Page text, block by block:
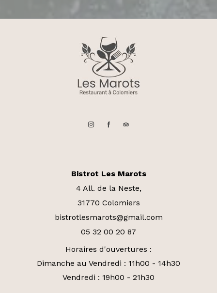
Bistrot Les Marots
4 All. de la Neste,
31770 Colomiers
bistrotlesmarots@gmail.com
05 32 00 20 87
Horaires d'ouvertures :
Dimanche au Vendredi : 11h00 - 14h30
Vendredi : 19h00 - 21h30